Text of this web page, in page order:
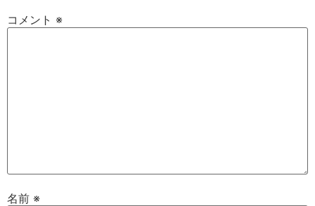
コメント ※
名前 ※